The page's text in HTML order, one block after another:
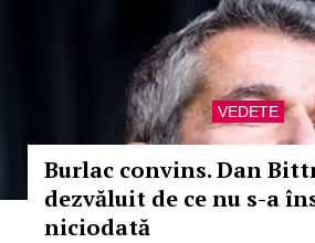
VEDETE
Burlac convins. Dan
dezvăluit de ce nu s-a
niciodată